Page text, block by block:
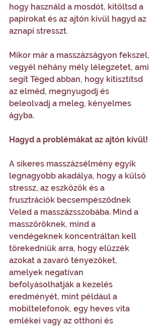
hogy használd a mosdót, kitöltsd a
papírokat és az ajtón kívül hagyd az
aznapi stresszt.
Mikor már a masszázságyon fekszel,
vegyél néhány mély lélegzetet, ami
segít Téged abban, hogy kitisztítsd
az elméd, megnyugodj és
beleolvadj a meleg, kényelmes
ágyba.
Hagyd a problémákat az ajtón kívül!
A sikeres masszázsélmény egyik
legnagyobb akadálya, hogy a külső
stressz, az eszközök és a
frusztrációk becsempésződnek
Veled a masszázsszobába. Mind a
masszőröknek, mind a
vendégeknek koncentráltan kell
törekedniük arra, hogy elűzzék
azokat a zavaró tényezőket,
amelyek negatívan
befolyásolhatják a kezelés
eredményét, mint például a
mobiltelefonok, egy heves vita
emlékei vagy az otthoni és